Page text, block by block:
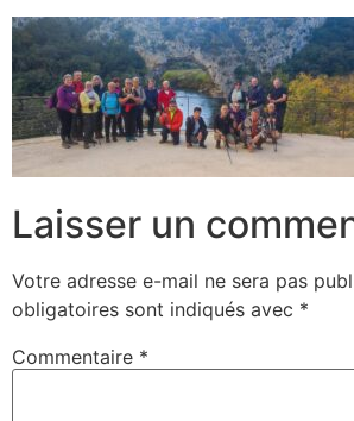
Laisser un
Votre adresse e-mail ne sera pas
obligatoires sont indiqués avec *
Commentaire *